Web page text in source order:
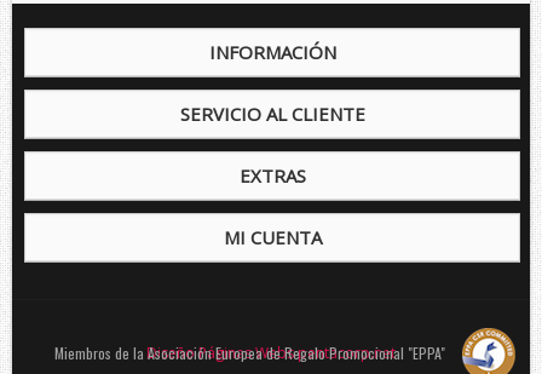
INFORMACIÓN
SERVICIO AL CLIENTE
EXTRAS
MI CUENTA
Diseño Páginas Webs pentacorp.net
Miembros de la Asociación Europea de Regalo Promocional "EPPA"